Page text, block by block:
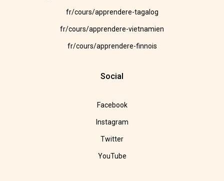
fr/cours/apprendere-tagalog
fr/cours/apprendere-vietnamien
fr/cours/apprendere-finnois
Social
Facebook
Instagram
Twitter
YouTube